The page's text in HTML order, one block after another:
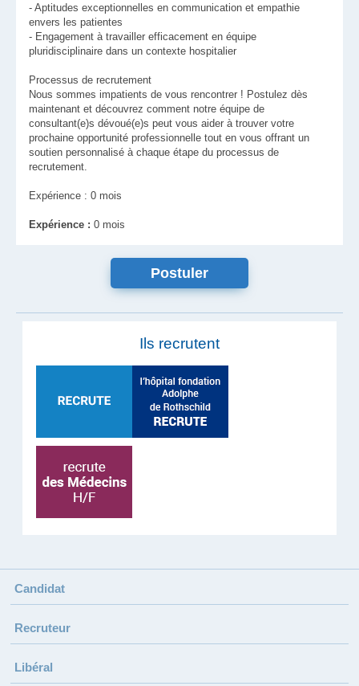
- Aptitudes exceptionnelles en communication et empathie
envers les patientes
- Engagement à travailler efficacement en équipe
pluridisciplinaire dans un contexte hospitalier
Processus de recrutement
Nous sommes impatients de vous rencontrer ! Postulez dès
maintenant et découvrez comment notre équipe de
consultant(e)s dévoué(e)s peut vous aider à trouver votre
prochaine opportunité professionnelle tout en vous offrant un
soutien personnalisé à chaque étape du processus de
recrutement.
Expérience : 0 mois
Expérience : 0 mois
Ils recrutent
Candidat
Recruteur
Libéral